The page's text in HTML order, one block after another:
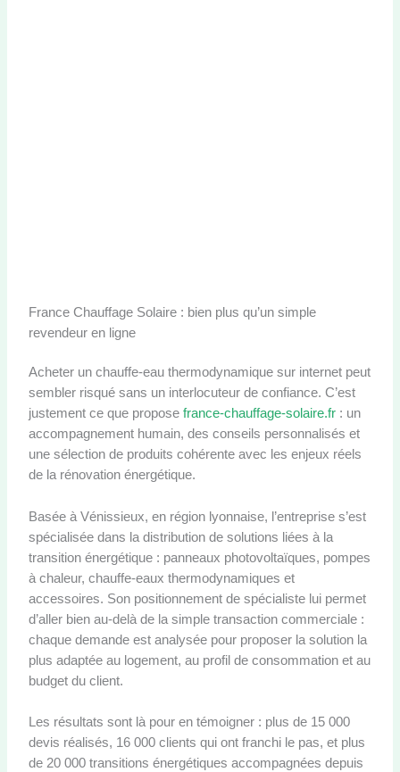
France Chauffage Solaire : bien plus qu’un simple
revendeur en ligne
Acheter un chauffe-eau thermodynamique sur internet peut
sembler risqué sans un interlocuteur de confiance. C’est
justement ce que propose france-chauffage-solaire.fr: un
accompagnement humain, des conseils personnalisés et
une sélection de produits cohérente avec les enjeux réels
de la rénovation énergétique.
Basée à Vénissieux, en région lyonnaise, l’entreprise s’est
spécialisée dans la distribution de solutions liées à la
transition énergétique : panneaux photovoltaïques, pompes
à chaleur, chauffe-eaux thermodynamiques et
accessoires. Son positionnement de spécialiste lui permet
d’aller bien au-delà de la simple transaction commerciale :
chaque demande est analysée pour proposer la solution la
plus adaptée au logement, au profil de consommation et au
budget du client.
Les résultats sont là pour en témoigner : plus de 15 000
devis réalisés, 16 000 clients qui ont franchi le pas, et plus
de 20 000 transitions énergétiques accompagnées depuis